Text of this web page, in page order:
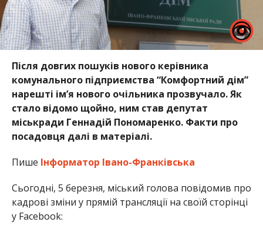
Після довгих пошуків нового керівника
комунального підприємства “Комфортний дім”
нарешті ім’я нового очільника прозвучало. Як
стало відомо щойно, ним став депутат
міськради Геннадій Пономаренко. Факти про
посадовця далі в матеріалі.
Пише Інформатор Івано-Франківська
Сьогодні, 5 березня, міський голова повідомив про
кадрові зміни у прямій трансляції на своїй сторінці
у Facebook: